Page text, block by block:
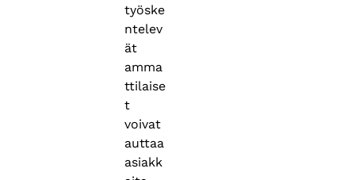
työske
ntelev
ät
amma
ttilaise
t
voivat
auttaa
asiakk